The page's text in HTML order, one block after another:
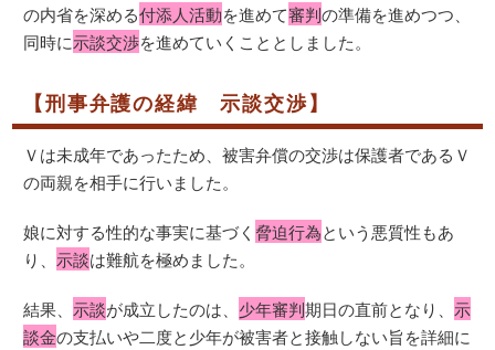
の内省を深める付添人活動を進めて審判の準備を進めつつ、
同時に示談交渉を進めていくこととしました。
【刑事弁護の経緯 示談交渉】
Ｖは未成年であったため、被害弁償の交渉は保護者であるＶ
の両親を相手に行いました。
娘に対する性的な事実に基づく 脅迫行為という悪質性もあ
り、示談は難航を極めました。
結果、示談が成立したのは、 少年審判期日の直前となり、示
談金の支払いや二度と少年が被害者と接触しない旨を詳細に